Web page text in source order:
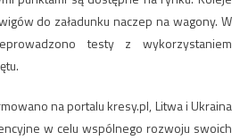
do załadunku naczep na wagony. W
testy z wykorzystaniem
na portalu kresy.pl, Litwa i Ukraina
w celu wspólnego rozwoju swoich